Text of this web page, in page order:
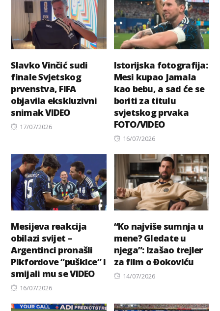
Slavko Vinčić sudi
finale Svjetskog
prvenstva, FIFA
objavila ekskluzivni
snimak VIDEO
Posted
17/07/2026
Istorijska fotografija:
Mesi kupao Jamala
kao bebu, a sad će se
boriti za titulu
svjetskog prvaka
FOTO/VIDEO
Posted
16/07/2026
Mesijeva reakcija
obilazi svijet –
Argentinci pronašli
Pikfordove “puškice” i
smijali mu se VIDEO
Posted
16/07/2026
“Ko najviše sumnja u
mene? Gledate u
njega”: Izašao trejler
za film o Đokoviću
Posted
14/07/2026